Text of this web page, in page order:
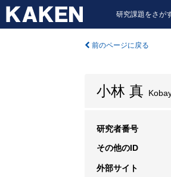
研究課題をさが
前のページに戻る
小林 真
研究者番号
その他のID
外部サイト